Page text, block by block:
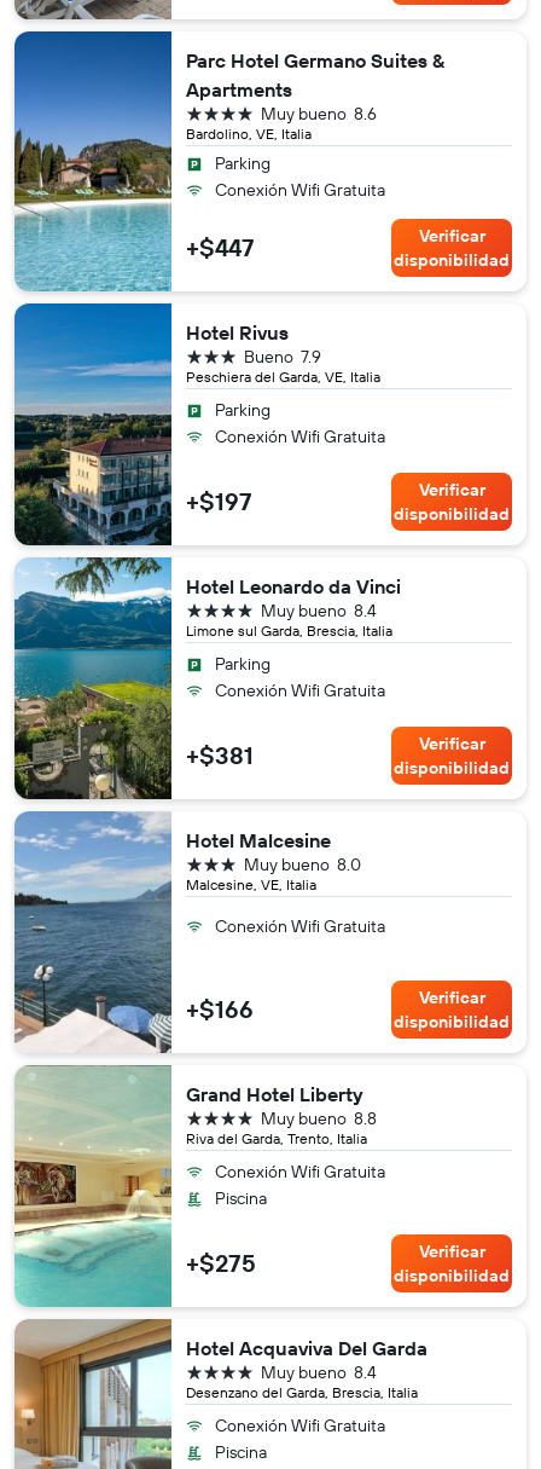
Parc Hotel Germano Suites &
Apartments
Bardolino, VE, Italia
8.6
Muy bueno
4 estrellas
Parking
Conexión Wifi Gratuita
+$447
Verificar
disponibilidad
Hotel Rivus
Peschiera del Garda, VE, Italia
7.9
Bueno
3 estrellas
Parking
Conexión Wifi Gratuita
+$197
Verificar
disponibilidad
Hotel Leonardo da Vinci
Limone sul Garda, Brescia, Italia
8.4
Muy bueno
4 estrellas
Parking
Conexión Wifi Gratuita
+$381
Verificar
disponibilidad
Hotel Malcesine
Malcesine, VE, Italia
8.0
Muy bueno
3 estrellas
Conexión Wifi Gratuita
+$166
Verificar
disponibilidad
Grand Hotel Liberty
Riva del Garda, Trento, Italia
8.8
Muy bueno
4 estrellas
Conexión Wifi Gratuita
Piscina
+$275
Verificar
disponibilidad
Hotel Acquaviva Del Garda
Desenzano del Garda, Brescia, Italia
8.4
Muy bueno
4 estrellas
Conexión Wifi Gratuita
Piscina